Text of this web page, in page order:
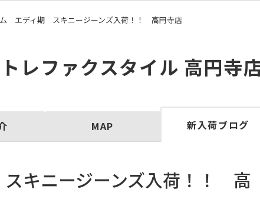
ム エディ期 スキニージーンズ入荷！！ 高円寺店
トレファクスタイル 高円寺
MAP 新入荷ブログ
キニージーンズ入荷！！ 高